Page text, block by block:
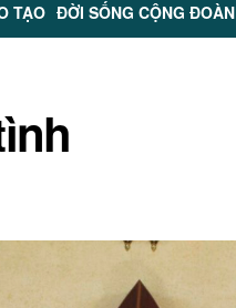
TẠO ĐỜI SỐNG CỘNG ĐOÀN